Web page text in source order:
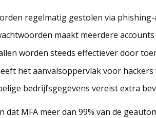
regelmatig gestolen via
maakt meerdere
worden steeds effectiever door
het aanvalsoppervlak voor
bedrijfsgegevens vereist extra
dat MFA meer dan 99% van de